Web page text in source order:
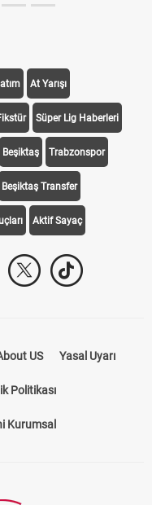
At Yarışı
Süper Lig Haberleri
Beşiktaş Trabzonspor
Beşiktaş Transfer
Aktif Sayaç
US Yasal Uyarı
Politikası
Kurumsal